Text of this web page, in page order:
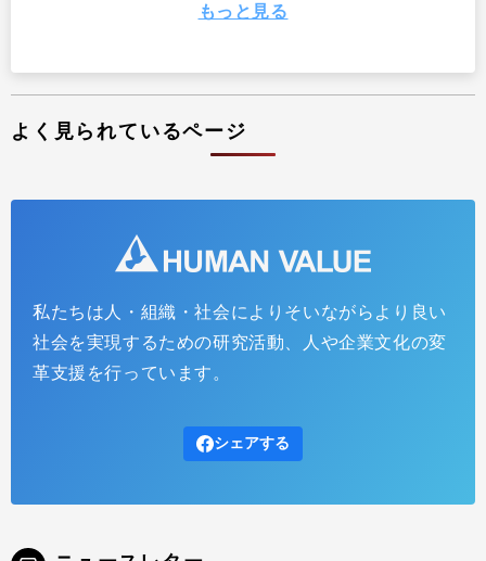
社員サーベイはなぜ組織の変革につながらないのか？
＜第３回＞：変革の仮説を生成する「対話型のサーベ
イ活用」の実践事例
本コラムの連載では、企業が陥りがちな「社員サーベイが組織変革に
もっと見る
よく見られているページ
私たちは人・組織・社会によりそいながらより良い
社会を実現するための研究活動、人や企業文化の変
革支援を行っています。
シェアする